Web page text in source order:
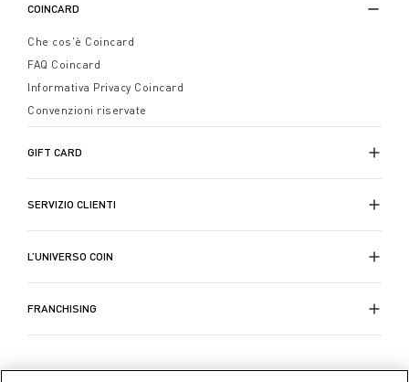
COINCARD
Che cos'è Coincard
FAQ Coincard
Informativa Privacy Coincard
Convenzioni riservate
GIFT CARD
SERVIZIO CLIENTI
L’UNIVERSO COIN
FRANCHISING